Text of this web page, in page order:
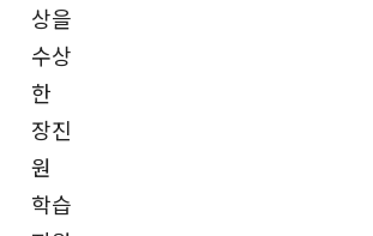
상을
수상
한
장진
원
학습